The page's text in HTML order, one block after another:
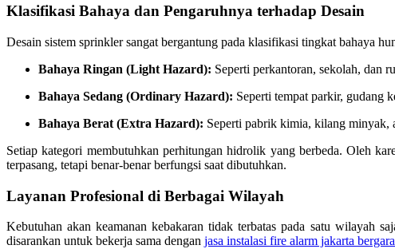
Klasifikasi Bahaya dan Pengaruhnya terhadap Desain
Desain sistem sprinkler sangat bergantung pada klasifikasi tingkat bahaya
Bahaya Ringan (Light Hazard): Seperti perkantoran, sekolah, dan
Bahaya Sedang (Ordinary Hazard): Seperti tempat parkir, gudang
Bahaya Berat (Extra Hazard): Seperti pabrik kimia, kilang minyak,
Setiap kategori membutuhkan perhitungan hidrolik yang berbeda. Oleh
terpasang, tetapi benar-benar berfungsi saat dibutuhkan.
Layanan Profesional di Berbagai Wilayah
Kebutuhan akan keamanan kebakaran tidak terbatas pada satu wilayah
disarankan untuk bekerja sama dengan jasa instalasi fire alarm jakarta